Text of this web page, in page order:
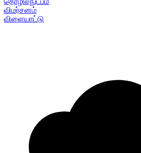
விமர்சனம்
விளையாட்டு